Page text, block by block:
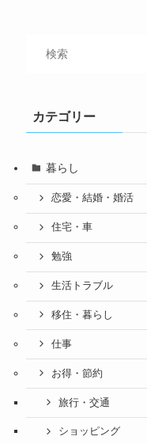
カテゴリー
暮らし
恋愛・結婚・婚活
住宅・車
勉強
生活トラブル
移住・暮らし
仕事
お得・節約
旅行・交通
ショッピング